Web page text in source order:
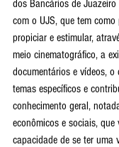
dos Bancários de
com o UJS, que tem
propiciar e estimular,
meio cinematográfico, a
documentários e vídeos, o
temas específicos e
conhecimento geral,
econômicos e sociais, que
capacidade de se ter uma